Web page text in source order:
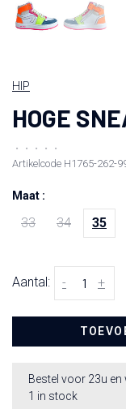
HIP
HOGE
• • • •
•
Artikelcode H1765-262-
Maat :
33 34 35
Aantal: +
-
Bestel voor 23u en
1 in stock